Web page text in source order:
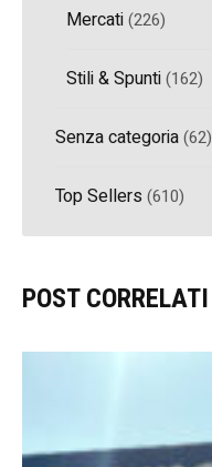
Mercati(226)
Stili & Spunti(162)
Senza categoria(62)
Top Sellers (610)
POST CORRELATI